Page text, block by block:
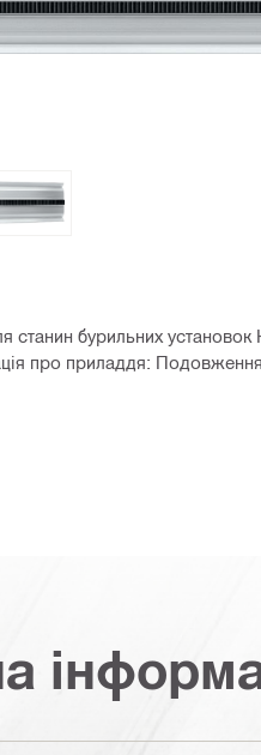
станин бурильних установок
про приладдя: